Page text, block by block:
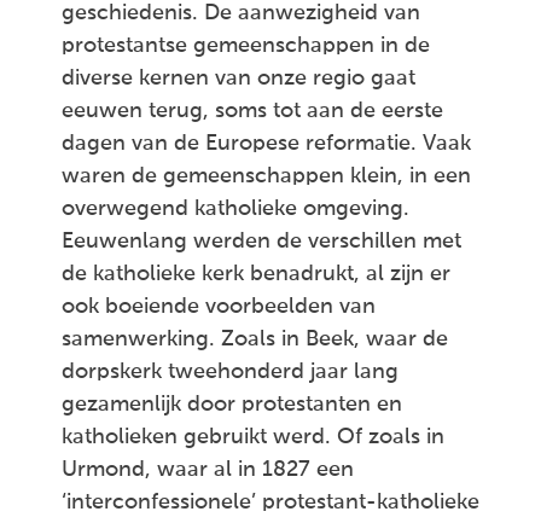
geschiedenis. De aanwezigheid van
protestantse gemeenschappen in de
diverse kernen van onze regio gaat
eeuwen terug, soms tot aan de eerste
dagen van de Europese reformatie. Vaak
waren de gemeenschappen klein, in een
overwegend katholieke omgeving.
Eeuwenlang werden de verschillen met
de katholieke kerk benadrukt, al zijn er
ook boeiende voorbeelden van
samenwerking. Zoals in Beek, waar de
dorpskerk tweehonderd jaar lang
gezamenlijk door protestanten en
katholieken gebruikt werd. Of zoals in
Urmond, waar al in 1827 een
‘interconfessionele’ protestant-katholieke